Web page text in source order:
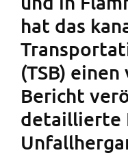
hat das
(TSB)
Bericht
detaillierte